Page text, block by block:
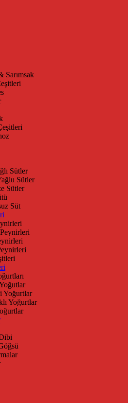
Sarımsak
Sütler
Sütler
Sütler
Süt
Yoğurtlar
Yoğurtlar